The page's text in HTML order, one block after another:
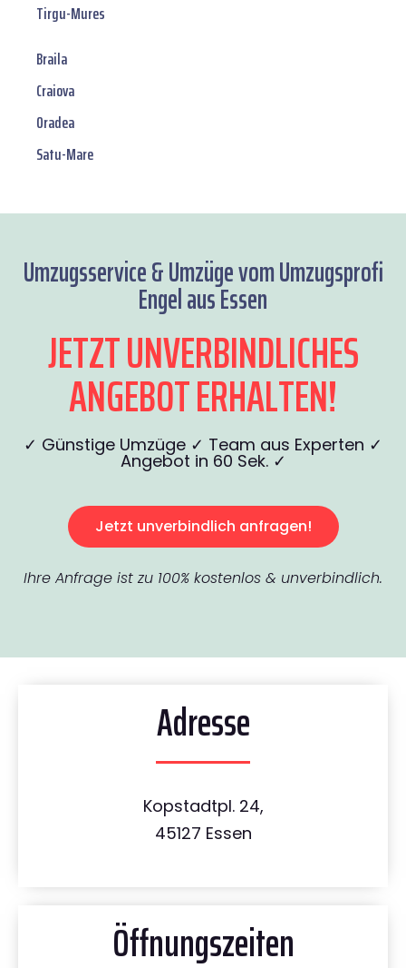
Tirgu-Mures
Braila
Craiova
Oradea
Satu-Mare
Umzugsservice & Umzüge vom Umzugsprofi
Engel aus Essen
JETZT UNVERBINDLICHES
ANGEBOT ERHALTEN!
✓ Günstige Umzüge ✓ Team aus Experten ✓
Angebot in 60 Sek. ✓
Jetzt unverbindlich anfragen!
Ihre Anfrage ist zu 100% kostenlos & unverbindlich.
Adresse
Kopstadtpl. 24,
45127 Essen
Öffnungszeiten